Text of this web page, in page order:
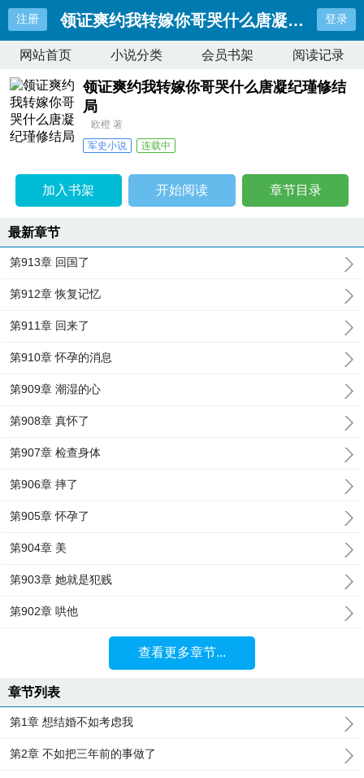
注册 领证爽约我转嫁你哥哭什么唐凝纪瑾修结
登录
网站首页 小说分类 会员书架 阅读记录
领证爽约我转嫁你哥哭什么唐凝纪瑾修结
局
欧橙 著
军史小说
连载中
更新时间：
2026-08-04 12:09:27
加入书架 开始阅读 章节目录
最新章节
第913章 回国了
第912章 恢复记忆
第911章 回来了
第910章 怀孕的消息
第909章 潮湿的心
第908章 真怀了
第907章 检查身体
第906章 摔了
第905章 怀孕了
第904章 美
第903章 她就是犯贱
第902章 哄他
查看更多章节...
章节列表
第1章 想结婚不如考虑我
第2章 不如把三年前的事做了